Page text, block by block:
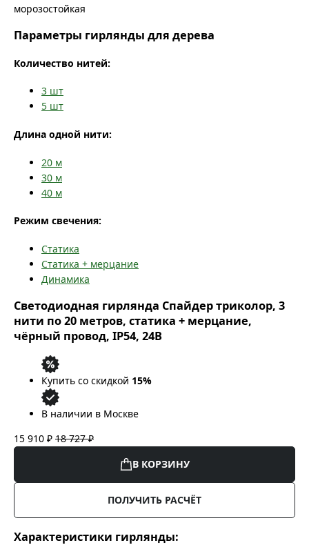
морозостойкая
Параметры гирлянды для дерева
Количество нитей:
3 шт
5 шт
Длина одной нити:
20 м
30 м
40 м
Режим свечения:
Статика
Статика + мерцание
Динамика
Светодиодная гирлянда Спайдер триколор, 3
нити по 20 метров, статика + мерцание,
чёрный провод, IP54, 24В
Купить со скидкой 15%
В наличии в Москве
15 910 ₽ 18 727 ₽
В КОРЗИНУ
ПОЛУЧИТЬ РАСЧЁТ
Характеристики гирлянды: